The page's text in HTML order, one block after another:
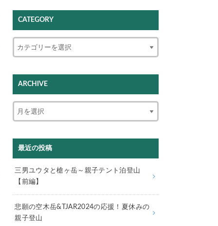
CATEGORY
ARCHIVE
最近の投稿
三男ユウタと槍ヶ岳～親子テント泊登山
【前編】
悲願の空木岳&TJAR2024の応援！夏休みの
親子登山